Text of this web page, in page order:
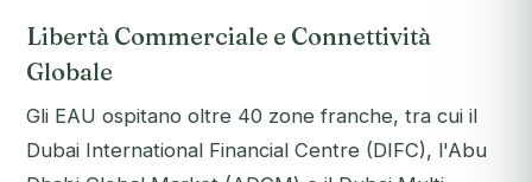
Libertà Commerciale e Connettività
Globale
Gli EAU ospitano oltre 40 zone franche, tra cui il
Dubai International Financial Centre (DIFC), l'Abu